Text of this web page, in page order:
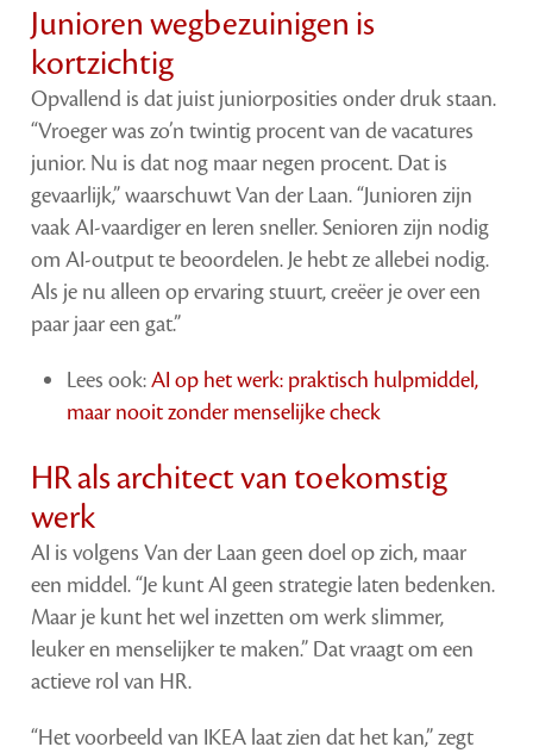
Junioren wegbezuinigen is
kortzichtig
Opvallend is dat juist juniorposities onder druk staan.
“Vroeger was zo’n twintig procent van de vacatures
junior. Nu is dat nog maar negen procent. Dat is
gevaarlijk,” waarschuwt Van der Laan. “Junioren zijn
vaak AI-vaardiger en leren sneller. Senioren zijn nodig
om AI-output te beoordelen. Je hebt ze allebei nodig.
Als je nu alleen op ervaring stuurt, creëer je over een
paar jaar een gat.”
Lees ook:AI op het werk: praktisch hulpmiddel,
maar nooit zonder menselijke check
HR als architect van toekomstig
werk
AI is volgens Van der Laan geen doel op zich, maar
een middel. “Je kunt AI geen strategie laten bedenken.
Maar je kunt het wel inzetten om werk slimmer,
leuker en menselijker te maken.” Dat vraagt om een
actieve rol van HR.
“Het voorbeeld van IKEA laat zien dat het kan,” zegt